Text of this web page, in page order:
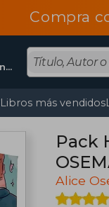
Compra
Bogota, Cundinamarca
Libros más vendidos
Pack
Alice